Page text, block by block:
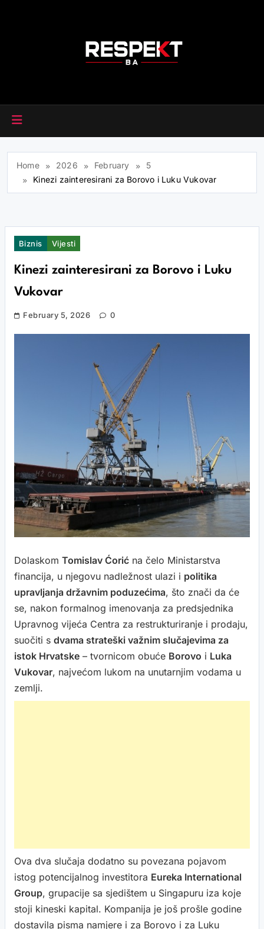
Home 2026 February
5
Kinezi zainteresirani za Borovo i Luku Vukovar
Biznis Vijesti
Kinezi zainteresirani za Borovo i Luku
Vukovar
February 5, 2026 0
Dolaskom Tomislav Ćorić na čelo Ministarstva
financija, u njegovu nadležnost ulazi i politika
upravljanja državnim poduzećima, što znači da će
se, nakon formalnog imenovanja za predsjednika
Upravnog vijeća Centra za restrukturiranje i prodaju,
suočiti s dvama strateški važnim slučajevima za
istok Hrvatske – tvornicom obuće Borovo i Luka
Vukovar, najvećom lukom na unutarnjim vodama u
zemlji.
Ova dva slučaja dodatno su povezana pojavom
istog potencijalnog investitora Eureka International
Group, grupacije sa sjedištem u Singapuru iza koje
stoji kineski kapital. Kompanija je još prošle godine
dostavila pisma namjere i za Borovo i za Luku